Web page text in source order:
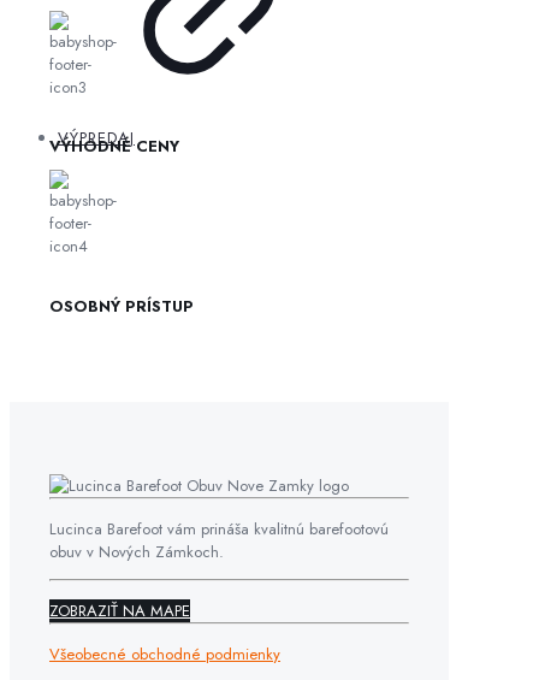
VÝPREDAJ
VÝHODNÉ CENY
OSOBNÝ PRÍSTUP
Lucinca Barefoot vám prináša kvalitnú barefootovú
obuv v Nových Zámkoch.
ZOBRAZIŤ NA MAPE
Všeobecné obchodné podmienky